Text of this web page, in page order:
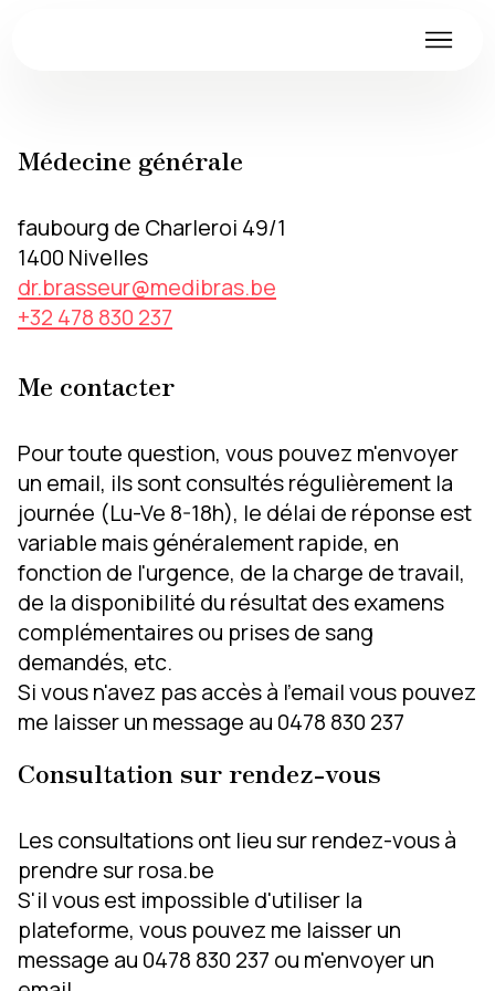
Médecine générale
faubourg de Charleroi 49/1
1400 Nivelles
dr.brasseur@medibras.be
+32 478 830 237
Me contacter
Pour toute question, vous pouvez m'envoyer
un email, ils sont consultés régulièrement la
journée (Lu-Ve 8-18h), le délai de réponse est
variable mais généralement rapide, en
fonction de l'urgence, de la charge de travail,
de la disponibilité du résultat des examens
complémentaires ou prises de sang
demandés, etc.
Si vous n'avez pas accès à l'email vous pouvez
me laisser un message au 0478 830 237
Consultation sur rendez-vous
Les consultations ont lieu sur rendez-vous à
prendre sur rosa.be
S'il vous est impossible d'utiliser la
plateforme, vous pouvez me laisser un
message au 0478 830 237 ou m'envoyer un